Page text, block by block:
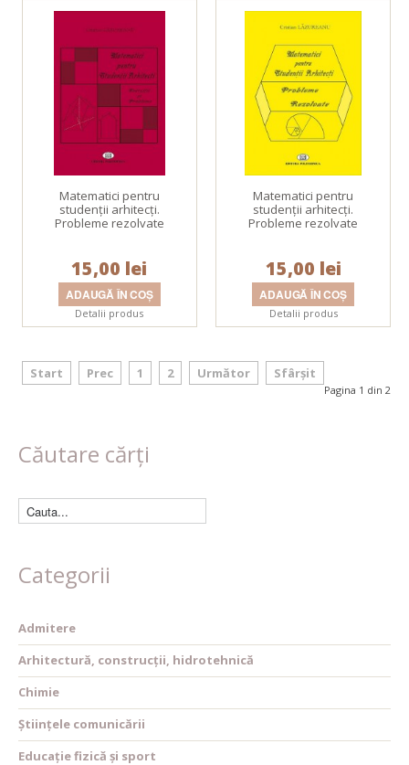
Matematici pentru
studenţii arhitecţi.
Probleme rezolvate
15,00 lei
Detalii produs
Matematici pentru
studenţii arhitecţi.
Probleme rezolvate
15,00 lei
Detalii produs
Start Prec 1 2 Următor Sfârșit
Pagina 1 din 2
Căutare cărți
Categorii
Admitere
Arhitectură, construcții, hidrotehnică
Chimie
Științele comunicării
Educație fizică și sport